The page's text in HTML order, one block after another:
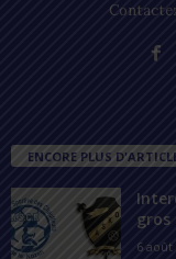
ENCORE PLUS
gros
6 août